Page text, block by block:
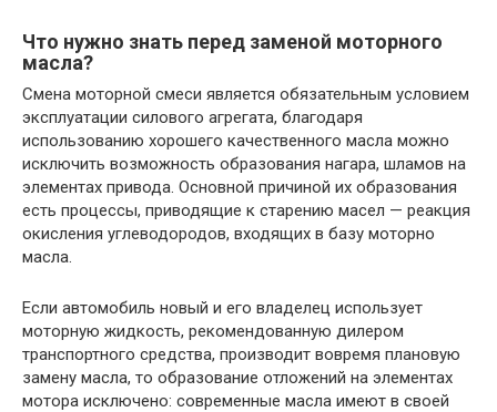
Что нужно знать перед заменой моторного
масла?
Смена моторной смеси является обязательным условием
эксплуатации силового агрегата, благодаря
использованию хорошего качественного масла можно
исключить возможность образования нагара, шламов на
элементах привода. Основной причиной их образования
есть процессы, приводящие к старению масел — реакция
окисления углеводородов, входящих в базу моторно
масла.
Если автомобиль новый и его владелец использует
моторную жидкость, рекомендованную дилером
транспортного средства, производит вовремя плановую
замену масла, то образование отложений на элементах
мотора исключено: современные масла имеют в своей